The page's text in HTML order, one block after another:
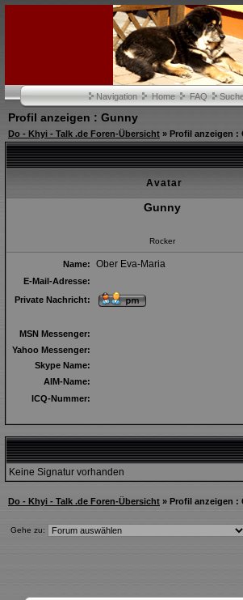
Navigation Home FAQ
Profil anzeigen : Gunny
Do - Khyi - Talk .de Foren-Übersicht » Profil anzeigen :
Avatar
Gunny
Rocker
Name: Ober Eva-Maria
E-Mail-Adresse:
Private Nachricht:
MSN Messenger:
Yahoo Messenger:
Skype Name:
AIM-Name:
ICQ-Nummer:
Keine Signatur vorhanden
Do - Khyi - Talk .de Foren-Übersicht » Profil anzeigen :
Gehe zu: